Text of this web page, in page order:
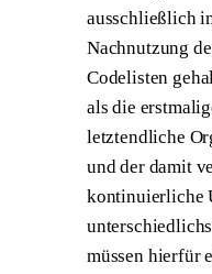
ausschließlich
Nachnutzung
Codelisten
als die
letztendliche
und der damit
kontinuierliche
müssen hierfür